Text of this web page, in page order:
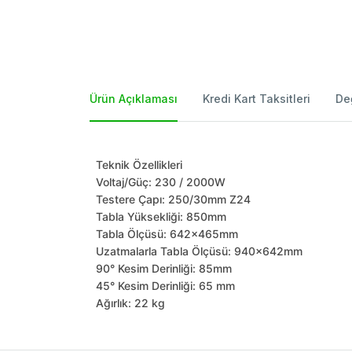
Ürün Açıklaması Kredi Kart Taksitleri
Teknik Özellikleri
Voltaj/Güç: 230 / 2000W
Testere Çapı: 250/30mm Z24
Tabla Yüksekliği: 850mm
Tabla Ölçüsü: 642x465mm
Uzatmalarla Tabla Ölçüsü: 940x642mm
90° Kesim Derinliği: 85mm
45° Kesim Derinliği: 65 mm
Ağırlık: 22 kg